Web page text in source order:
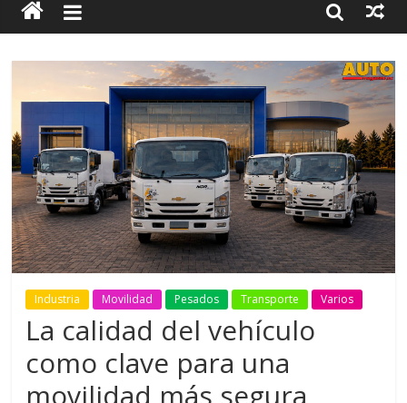
Industria Movilidad Pesados Transporte Varios
La calidad del vehículo
como clave para una
movilidad más segura